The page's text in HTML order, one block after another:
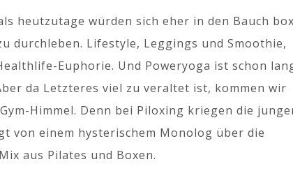
heutzutage würden sich eher in den Bauch
durchleben. Lifestyle, Leggings und Smoothie,
Euphorie. Und Poweryoga ist schon
da Letzteres viel zu veraltet ist, kommen wir
Himmel. Denn bei Piloxing kriegen die
von einem hysterischem Monolog über die
aus Pilates und Boxen.